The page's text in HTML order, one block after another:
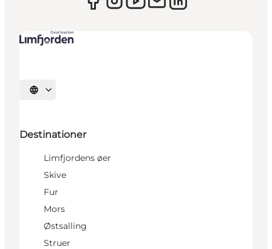
Vælg sprog
Destinationer
Limfjordens øer
Skive
Fur
Mors
Østsalling
Struer